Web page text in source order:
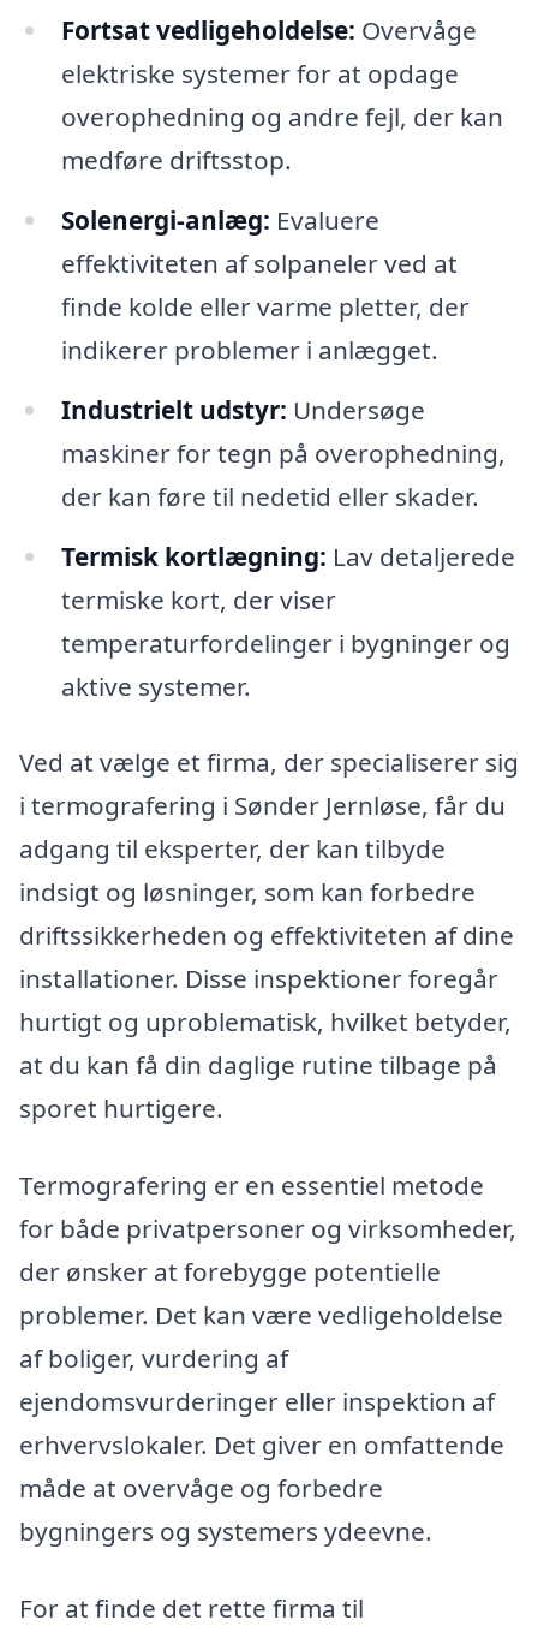
Fortsat vedligeholdelse: Overvåge
elektriske systemer for at opdage
overophedning og andre fejl, der kan
medføre driftsstop.
Solenergi-anlæg: Evaluere
effektiviteten af solpaneler ved at
finde kolde eller varme pletter, der
indikerer problemer i anlægget.
Industrielt udstyr: Undersøge
maskiner for tegn på overophedning,
der kan føre til nedetid eller skader.
Termisk kortlægning: Lav detaljerede
termiske kort, der viser
temperaturfordelinger i bygninger og
aktive systemer.
Ved at vælge et firma, der specialiserer sig
i termografering i Sønder Jernløse, får du
adgang til eksperter, der kan tilbyde
indsigt og løsninger, som kan forbedre
driftssikkerheden og effektiviteten af dine
installationer. Disse inspektioner foregår
hurtigt og uproblematisk, hvilket betyder,
at du kan få din daglige rutine tilbage på
sporet hurtigere.
Termografering er en essentiel metode
for både privatpersoner og virksomheder,
der ønsker at forebygge potentielle
problemer. Det kan være vedligeholdelse
af boliger, vurdering af
ejendomsvurderinger eller inspektion af
erhvervslokaler. Det giver en omfattende
måde at overvåge og forbedre
bygningers og systemers ydeevne.
For at finde det rette firma til